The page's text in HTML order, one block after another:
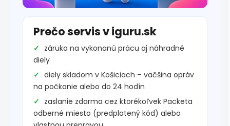
Prečo servis v iguru.sk
záruka na vykonanú prácu aj náhradné
diely
diely skladom v Košiciach – väčšina opráv
na počkanie alebo do 24 hodín
zaslanie zdarma cez ktorékoľvek Packeta
odberné miesto (predplatený kód) alebo